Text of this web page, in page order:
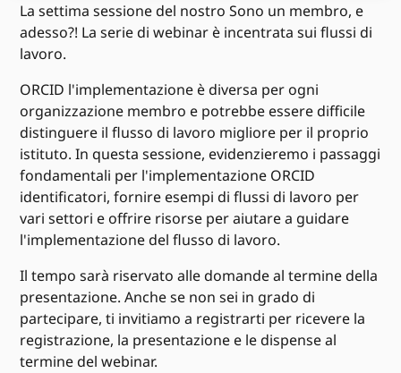
La settima sessione del nostro Sono un membro, e
adesso?! La serie di webinar è incentrata sui flussi di
lavoro.
ORCID l'implementazione è diversa per ogni
organizzazione membro e potrebbe essere difficile
distinguere il flusso di lavoro migliore per il proprio
istituto. In questa sessione, evidenzieremo i passaggi
fondamentali per l'implementazione ORCID
identificatori, fornire esempi di flussi di lavoro per
vari settori e offrire risorse per aiutare a guidare
l'implementazione del flusso di lavoro.
Il tempo sarà riservato alle domande al termine della
presentazione. Anche se non sei in grado di
partecipare, ti invitiamo a registrarti per ricevere la
registrazione, la presentazione e le dispense al
termine del webinar.